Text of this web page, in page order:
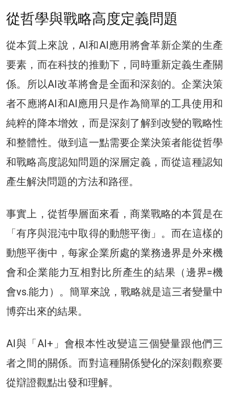
從哲學與戰略高度定義問題
從本質上來說，AI和AI應用將會革新企業的生產
要素，而在科技的推動下，同時重新定義生產關
係。所以AI改革將會是全面和深刻的。企業決策
者不應將AI和AI應用只是作為簡單的工具使用和
純粹的降本增效，而是深刻了解到改變的戰略性
和整體性。做到這一點需要企業決策者能從哲學
和戰略高度認知問題的深層定義，而從這種認知
產生解決問題的方法和路徑。
事實上，從哲學層面來看，商業戰略的本質是在
「有序與混沌中取得的動態平衡」。而在這樣的
動態平衡中，每家企業所處的業務邊界是外來機
會和企業能力互相對比所產生的結果（邊界=機
會vs.能力）。簡單來說，戰略就是這三者變量中
博弈出來的結果。
AI與「AI+」會根本性改變這三個變量跟他們三
者之間的關係。而對這種關係變化的深刻觀察要
從辯證觀點出發和理解。